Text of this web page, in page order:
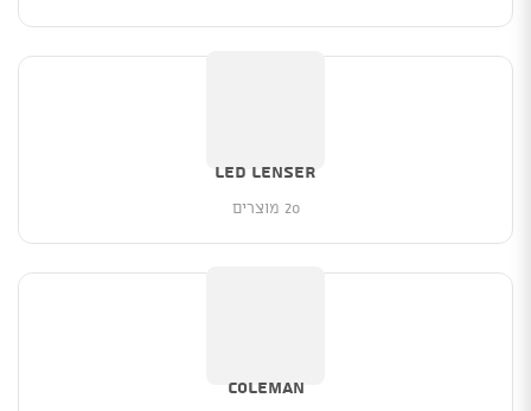
Led Lenser
20 מוצרים
Coleman